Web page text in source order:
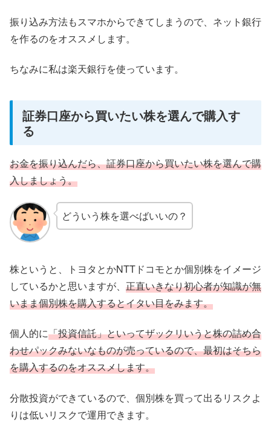
振り込み方法もスマホからできてしまうので、ネット銀行
を作るのをオススメします。
ちなみに私は楽天銀行を使っています。
証券口座から買いたい株を選んで購入す
る
お金を振り込んだら、証券口座から買いたい株を選んで購
入しましょう。
どういう株を選べばいいの？
株というと、トヨタとかNTTドコモとか個別株をイメージ
しているかと思いますが、 正直いきなり初心者が知識が無
いまま個別株を購入するとイタい目をみます。
個人的に「投資信託」といってザックリいうと株の詰め合
わせパックみないなものが売っているので、最初はそちら
を購入するのをオススメします。
分散投資ができているので、個別株を買って出るリスクよ
りは低いリスクで運用できます。